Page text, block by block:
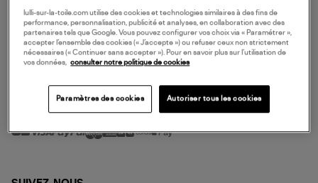
NOS SERVICES
SERVICE CLIENT
MODE DE PAIEMENT
lulli-sur-la-toile.com utilise des cookies et technologies similaires à des fins de
performance, personnalisation, publicité et analyses, en collaboration avec des
partenaires tels que Google. Vous pouvez configurer vos choix via « Paramétrer »,
accepter l’ensemble des cookies (« J’accepte ») ou refuser ceux non strictement
nécessaires (« Continuer sans accepter »). Pour en savoir plus sur l’utilisation de
vos données,
consulter notre politique de cookies
Paramètres des cookies Autoriser tous les cookies